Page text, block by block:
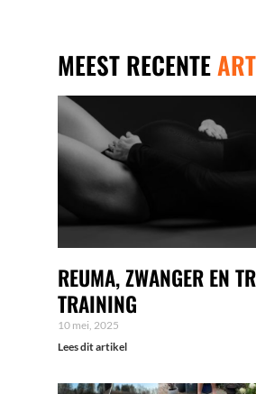
MEEST RECENTE
REUMA, ZWANGER EN
TRAINING
10 mei, 2025
Lees dit artikel